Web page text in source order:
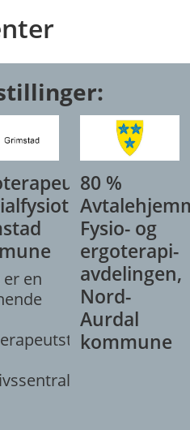
en
80 %
Fysio- og
ergoterapi-
avdelingen,
Nord-
Aurdal
kommune